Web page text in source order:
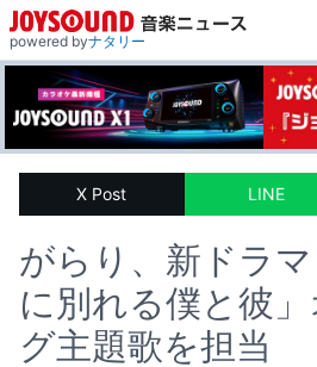
powered byナタリー
X Post LINE
がらり、新ドラ
に別れる僕と彼
グ主題歌を担当